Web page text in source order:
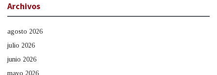
Archivos
agosto 2026
julio 2026
junio 2026
mayo 2026